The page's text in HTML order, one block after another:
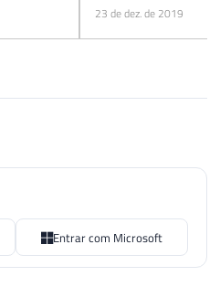
23 de dez. de 2019
Entrar com Microsoft